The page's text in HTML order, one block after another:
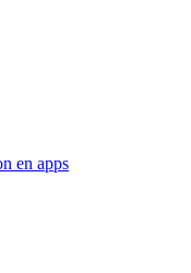
en apps